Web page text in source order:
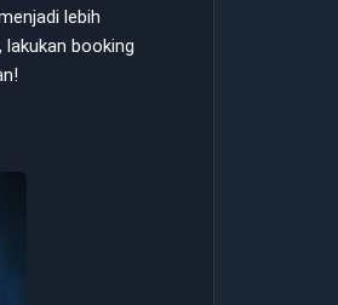
lebih
lakukan booking